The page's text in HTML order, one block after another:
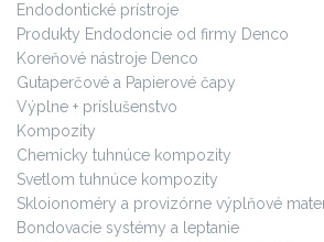
Endodontické prístroje
Produkty Endodoncie od firmy Denco
Koreňové nástroje Denco
Gutaperčové a Papierové čapy
Výplne + príslušenstvo
Kompozity
Chemicky tuhnúce kompozity
Svetlom tuhnúce kompozity
Skloionoméry a provizórne výplňové
Bondovacie systémy a leptanie